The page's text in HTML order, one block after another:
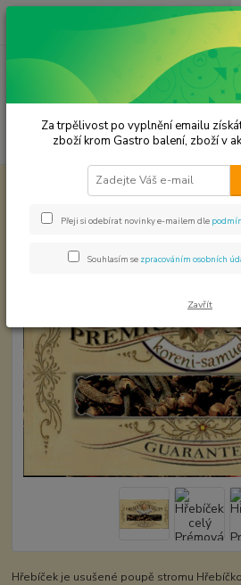
Premium koření Hřebíček celý
Hřebíček celý
Hřebíček je usušené poupě stromu
Za trpělivost po vyplnění emailu
zboží krom Gastro balení, zboží v
Přeji si odebírat novinky e-mailem dle
Souhlasím se zpracováním osobních
Zavřít